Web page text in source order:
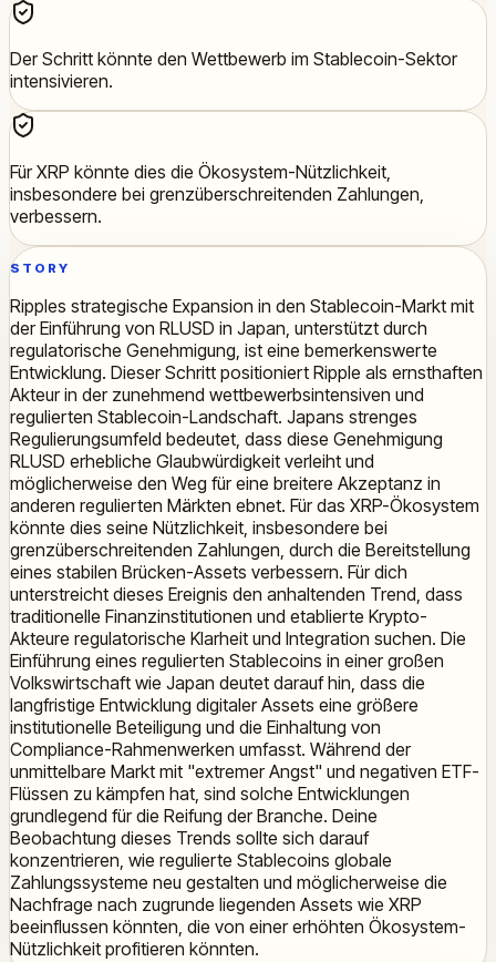
Der Schritt könnte den Wettbewerb im Stablecoin-Sektor
intensivieren.
Für XRP könnte dies die Ökosystem-Nützlichkeit,
insbesondere bei grenzüberschreitenden Zahlungen,
verbessern.
STORY
Ripples strategische Expansion in den Stablecoin-Markt mit
der Einführung von RLUSD in Japan, unterstützt durch
regulatorische Genehmigung, ist eine bemerkenswerte
Entwicklung. Dieser Schritt positioniert Ripple als ernsthaften
Akteur in der zunehmend wettbewerbsintensiven und
regulierten Stablecoin-Landschaft. Japans strenges
Regulierungsumfeld bedeutet, dass diese Genehmigung
RLUSD erhebliche Glaubwürdigkeit verleiht und
möglicherweise den Weg für eine breitere Akzeptanz in
anderen regulierten Märkten ebnet. Für das XRP-Ökosystem
könnte dies seine Nützlichkeit, insbesondere bei
grenzüberschreitenden Zahlungen, durch die Bereitstellung
eines stabilen Brücken-Assets verbessern. Für dich
unterstreicht dieses Ereignis den anhaltenden Trend, dass
traditionelle Finanzinstitutionen und etablierte Krypto-
Akteure regulatorische Klarheit und Integration suchen. Die
Einführung eines regulierten Stablecoins in einer großen
Volkswirtschaft wie Japan deutet darauf hin, dass die
langfristige Entwicklung digitaler Assets eine größere
institutionelle Beteiligung und die Einhaltung von
Compliance-Rahmenwerken umfasst. Während der
unmittelbare Markt mit "extremer Angst" und negativen ETF-
Flüssen zu kämpfen hat, sind solche Entwicklungen
grundlegend für die Reifung der Branche. Deine
Beobachtung dieses Trends sollte sich darauf
konzentrieren, wie regulierte Stablecoins globale
Zahlungssysteme neu gestalten und möglicherweise die
Nachfrage nach zugrunde liegenden Assets wie XRP
beeinflussen könnten, die von einer erhöhten Ökosystem-
Nützlichkeit profitieren könnten.